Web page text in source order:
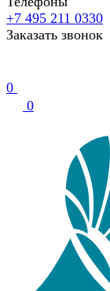
+7 495 211 0330
Заказать звонок
0
0